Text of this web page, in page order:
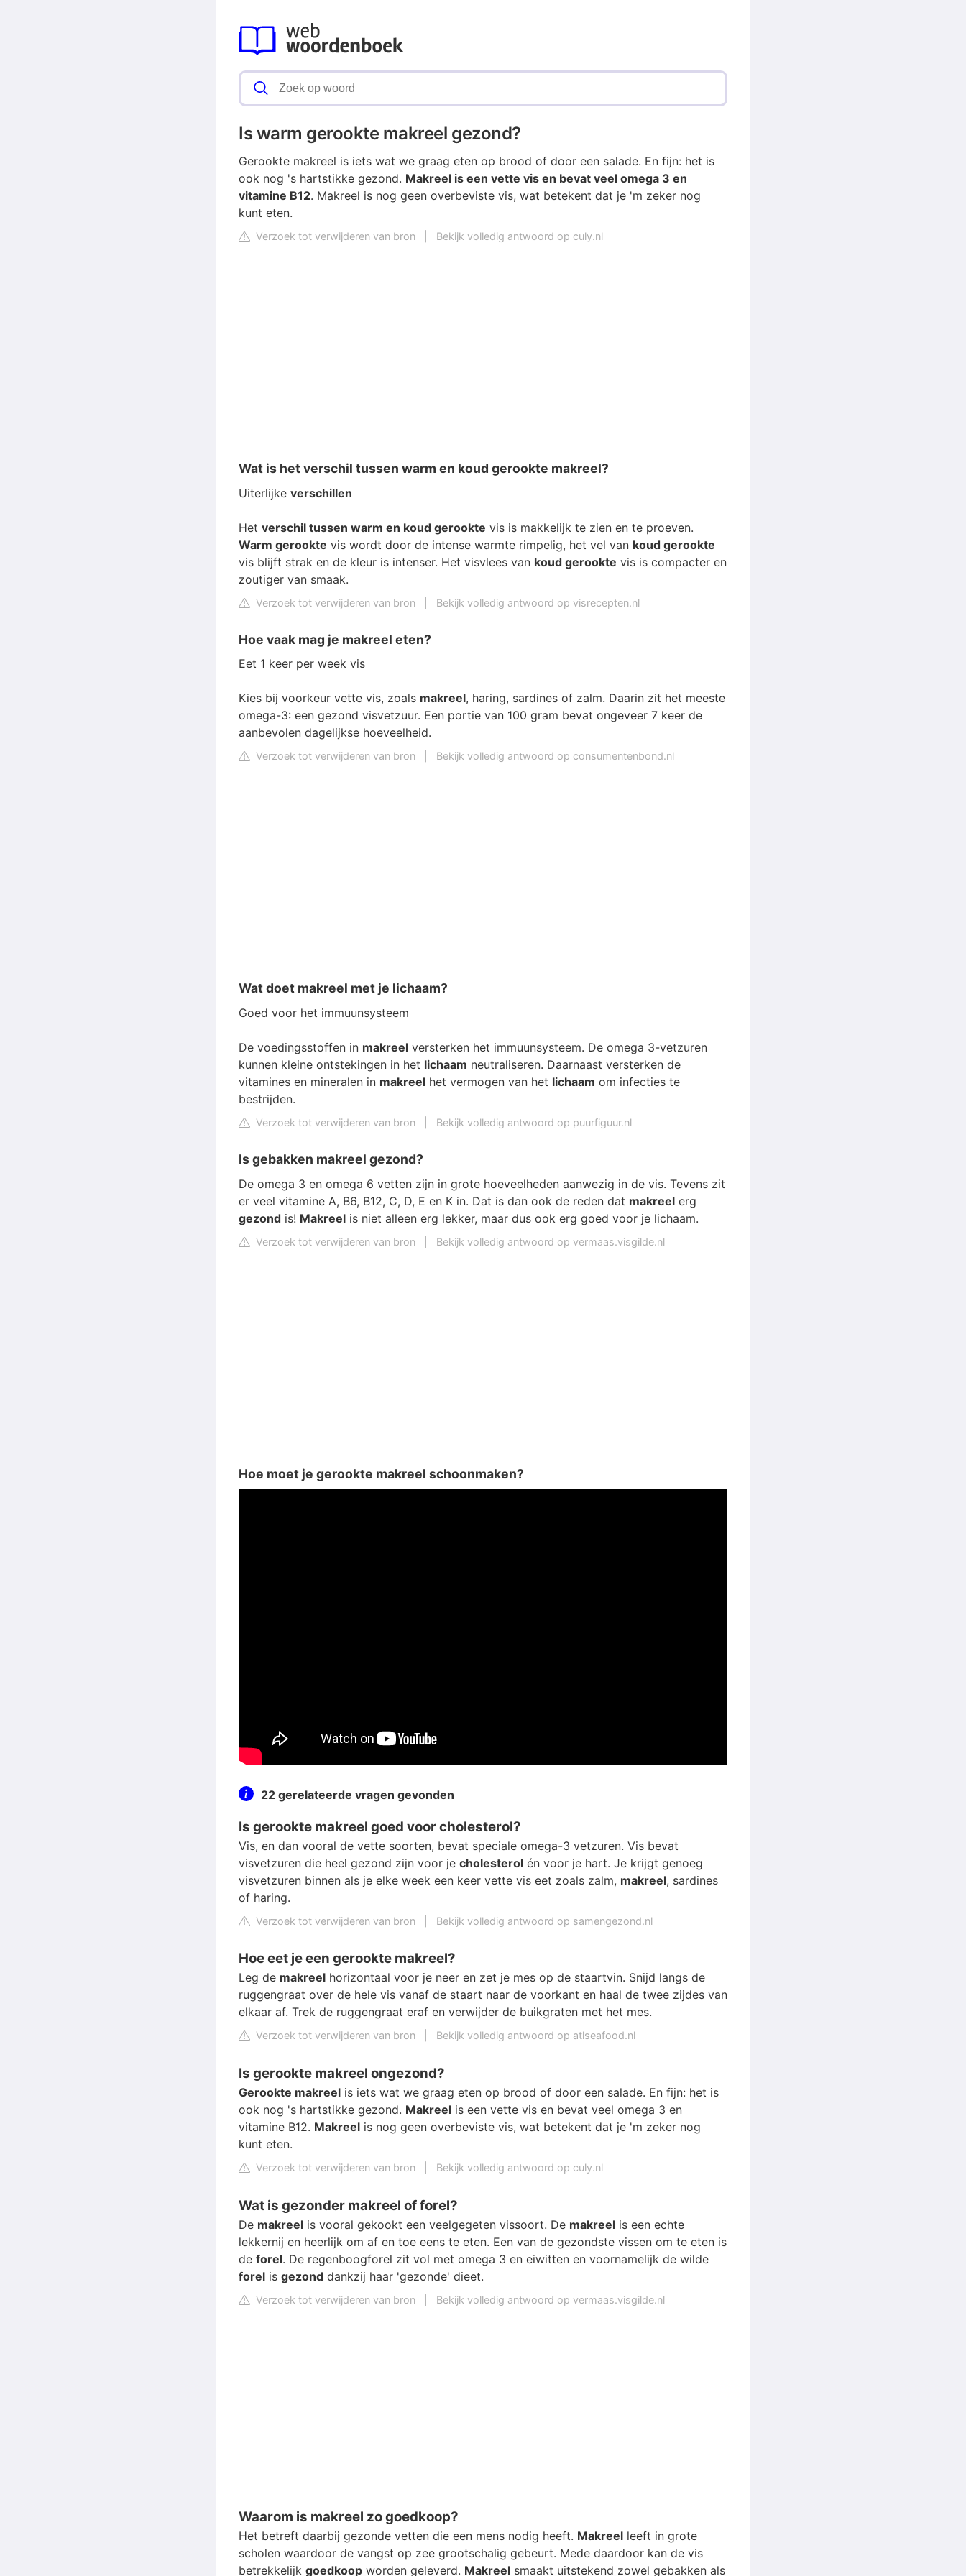
Is warm gerookte makreel gezond?
Gerookte makreel is iets wat we graag eten op brood of door een salade. En fijn: het is
ook nog 's hartstikke gezond. Makreel is een vette vis en bevat veel omega 3 en
vitamine B12. Makreel is nog geen overbeviste vis, wat betekent dat je 'm zeker nog
kunt eten.
Verzoek tot verwijderen van bron Bekijk volledig antwoord op culy.nl
Wat is het verschil tussen warm en koud gerookte makreel?
Uiterlijke verschillen
Het verschil tussen warm en koud gerookte vis is makkelijk te zien en te proeven.
Warm gerookte vis wordt door de intense warmte rimpelig, het vel van koud gerookte
vis blijft strak en de kleur is intenser. Het visvlees van koud gerookte vis is compacter en
zoutiger van smaak.
Verzoek tot verwijderen van bron Bekijk volledig antwoord op visrecepten.nl
Hoe vaak mag je makreel eten?
Eet 1 keer per week vis
Kies bij voorkeur vette vis, zoals makreel, haring, sardines of zalm. Daarin zit het meeste
omega-3: een gezond visvetzuur. Een portie van 100 gram bevat ongeveer 7 keer de
aanbevolen dagelijkse hoeveelheid.
Verzoek tot verwijderen van bron Bekijk volledig antwoord op consumentenbond.nl
Wat doet makreel met je lichaam?
Goed voor het immuunsysteem
De voedingsstoffen in makreel versterken het immuunsysteem. De omega 3-vetzuren
kunnen kleine ontstekingen in het lichaam neutraliseren. Daarnaast versterken de
vitamines en mineralen in makreel het vermogen van het lichaam om infecties te
bestrijden.
Verzoek tot verwijderen van bron Bekijk volledig antwoord op puurfiguur.nl
Is gebakken makreel gezond?
De omega 3 en omega 6 vetten zijn in grote hoeveelheden aanwezig in de vis. Tevens zit
er veel vitamine A, B6, B12, C, D, E en K in. Dat is dan ook de reden dat makreel erg
gezond is! Makreel is niet alleen erg lekker, maar dus ook erg goed voor je lichaam.
Verzoek tot verwijderen van bron Bekijk volledig antwoord op vermaas.visgilde.nl
Hoe moet je gerookte makreel schoonmaken?
22 gerelateerde vragen gevonden
Is gerookte makreel goed voor cholesterol?
Vis, en dan vooral de vette soorten, bevat speciale omega-3 vetzuren. Vis bevat
visvetzuren die heel gezond zijn voor je cholesterol én voor je hart. Je krijgt genoeg
visvetzuren binnen als je elke week een keer vette vis eet zoals zalm, makreel, sardines
of haring.
Verzoek tot verwijderen van bron Bekijk volledig antwoord op samengezond.nl
Hoe eet je een gerookte makreel?
Leg de makreel horizontaal voor je neer en zet je mes op de staartvin. Snijd langs de
ruggengraat over de hele vis vanaf de staart naar de voorkant en haal de twee zijdes van
elkaar af. Trek de ruggengraat eraf en verwijder de buikgraten met het mes.
Verzoek tot verwijderen van bron Bekijk volledig antwoord op atlseafood.nl
Is gerookte makreel ongezond?
Gerookte makreel is iets wat we graag eten op brood of door een salade. En fijn: het is
ook nog 's hartstikke gezond. Makreel is een vette vis en bevat veel omega 3 en
vitamine B12. Makreel is nog geen overbeviste vis, wat betekent dat je 'm zeker nog
kunt eten.
Verzoek tot verwijderen van bron Bekijk volledig antwoord op culy.nl
Wat is gezonder makreel of forel?
De makreel is vooral gekookt een veelgegeten vissoort. De makreel is een echte
lekkernij en heerlijk om af en toe eens te eten. Een van de gezondste vissen om te eten is
de forel. De regenboogforel zit vol met omega 3 en eiwitten en voornamelijk de wilde
forel is gezond dankzij haar 'gezonde' dieet.
Verzoek tot verwijderen van bron Bekijk volledig antwoord op vermaas.visgilde.nl
Waarom is makreel zo goedkoop?
Het betreft daarbij gezonde vetten die een mens nodig heeft. Makreel leeft in grote
scholen waardoor de vangst op zee grootschalig gebeurt. Mede daardoor kan de vis
betrekkelijk goedkoop worden geleverd. Makreel smaakt uitstekend zowel gebakken als